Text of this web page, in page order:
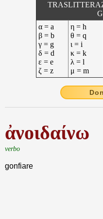
α = a
β = b
γ = g
δ = d
ε = e
ζ = z
η = h
θ = q
ι = i
κ = k
λ = l
μ = m
ἀνοιδαίνω
verbo
gonfiare